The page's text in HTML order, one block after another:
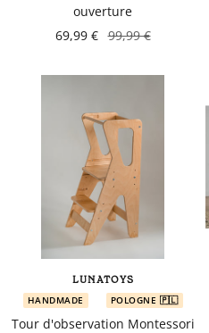
ouverture
69,99 € 99,99 €
LUNATOYS
HANDMADE POLOGNE 🇵🇱
Tour d'observation Montessori